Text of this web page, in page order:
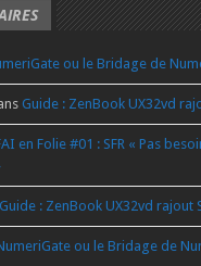
ou le Bridage de
Guide : ZenBook UX32vd
en Folie #01 : SFR « Pas
Guide : ZenBook UX32vd rajout
ou le Bridage de